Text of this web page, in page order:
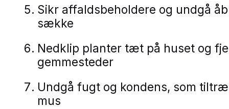
Sikr affaldsbeholdere og undgå
sække
Nedklip planter tæt på huset og
gemmesteder
Undgå fugt og kondens, som
mus